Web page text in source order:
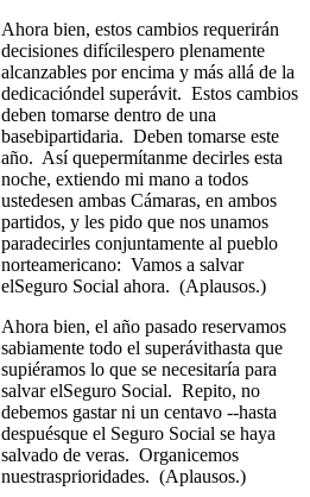
Ahora bien, estos cambios requerirán
decisiones difícilespero plenamente
alcanzables por encima y más allá de la
dedicacióndel superávit. Estos cambios
deben tomarse dentro de una
basebipartidaria. Deben tomarse este
año. Así quepermítanme decirles esta
noche, extiendo mi mano a todos
ustedesen ambas Cámaras, en ambos
partidos, y les pido que nos unamos
paradecirles conjuntamente al pueblo
norteamericano: Vamos a salvar
elSeguro Social ahora. (Aplausos.)
Ahora bien, el año pasado reservamos
sabiamente todo el superávithasta que
supiéramos lo que se necesitaría para
salvar elSeguro Social. Repito, no
debemos gastar ni un centavo --hasta
despuésque el Seguro Social se haya
salvado de veras. Organicemos
nuestrasprioridades. (Aplausos.)